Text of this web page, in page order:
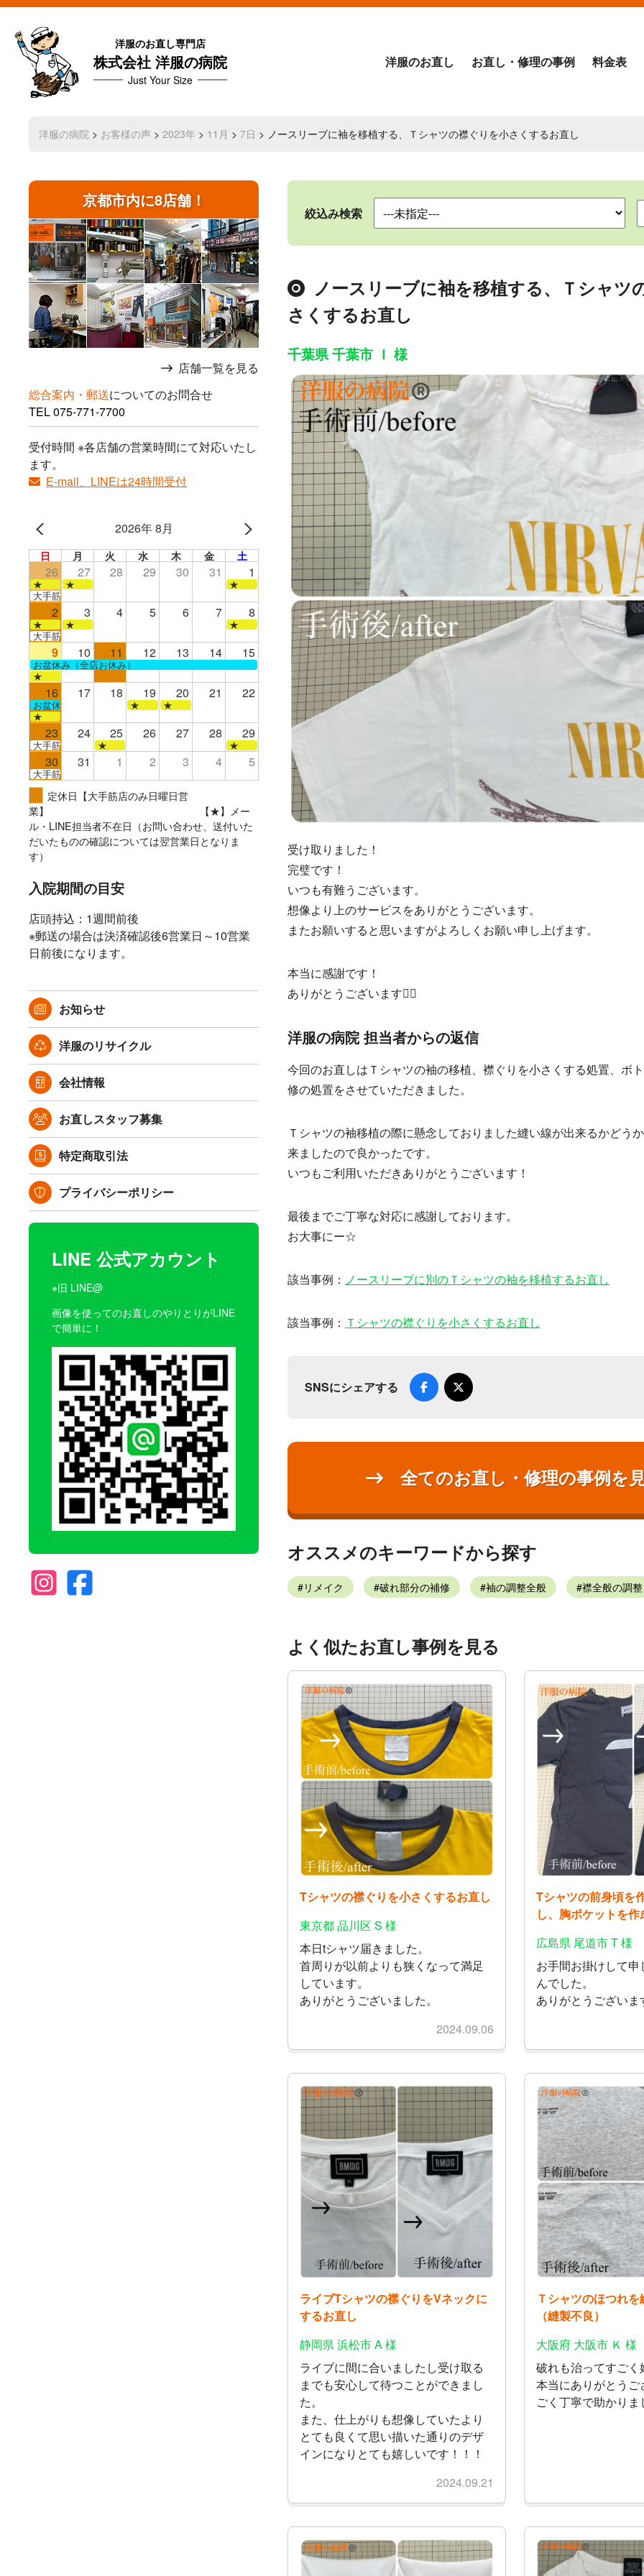
洋服のお直し専門店
株式会社 洋服の病院
Just Your Size
洋服のお直し お直し・修理の事例 料金表
洋服の病院 > お客様の声 > 2023年 > 11月 > 7日 > ノースリーブに袖を移植する、Ｔシャツの襟ぐりを小さくするお直し
京都市内に8店舗！
店舗一覧を見る
総合案内・郵送についてのお問合せ
TEL075-771-7700
受付時間 ※各店舗の営業時間にて対応いたし
ます。
E-mail、LINEは24時間受付
2026年 8月
日 月 火 水 木 金 土
26 27 28 29 30 31 1
★ ★
★
大手筋店のみ営業
2 3 4 5 6 7 8
★ ★
★
大手筋
9 10 11 12 13 14 15
お盆休み（全店お休み）
★
16 17 18 19 20 21 22
お盆休み（全店お休み）★
★
★
23 24 25 26 27 28 29
大手筋 ★ ★
30 31 1 2 3 4 5
大手筋
定休日【大手筋店のみ日曜日営
業】 【★】メー
ル・LINE担当者不在日（お問い合わせ、送付いた
だいたものの確認については翌営業日となりま
す）
入院期間の目安
店頭持込：1週間前後
※郵送の場合は決済確認後6営業日～10営業
日前後になります。
お知らせ
洋服のリサイクル
会社情報
お直しスタッフ募集
特定商取引法
プライバシーポリシー
LINE 公式アカウント
※旧 LINE@
画像を使ってのお直しのやりとりがLINE
で簡単に！
絞込み検索
ノースリーブに袖を移植する、Ｔシャツ
さくするお直し
千葉県 千葉市 Ｉ 様
受け取りました！
完璧です！
いつも有難うございます。
想像より上のサービスをありがとうございます。
またお願いすると思いますがよろしくお願い申し上げます。
本当に感謝です！
ありがとうございます🙇‍♂️
洋服の病院 担当者からの返信
今回のお直しはＴシャツの袖の移植、襟ぐりを小さくする処置、ボ
修の処置をさせていただきました。
Ｔシャツの袖移植の際に懸念しておりました縫い線が出来るかどう
来ましたので良かったです。
いつもご利用いただきありがとうございます！
最後までご丁寧な対応に感謝しております。
お大事にー☆
該当事例： ノースリーブに別のＴシャツの袖を移植するお直し
該当事例： Ｔシャツの襟ぐりを小さくするお直し
SNSにシェアする
全てのお直し・修理の事例を
オススメのキーワードから探す
リメイク 破れ部分の補修 袖の調整全般 襟全般の調整
よく似たお直し事例を見る
Tシャツの襟ぐりを小さくするお直し
東京都 品川区 S 様
本日tシャツ届きました。
首周りが以前よりも狭くなって満足
しています。
ありがとうございました。
2024.09.06
Tシャツの前身頃を
し、胸ポケットを
広島県 尾道市 T 様
お手間お掛けして
んでした。
ありがとうございま
ライブTシャツの襟ぐりをVネックに
するお直し
静岡県 浜松市 A 様
ライブに間に合いましたし受け取る
までも安心して待つことができまし
た。
また、仕上がりも想像していたより
とても良くて思い描いた通りのデザ
インになりとても嬉しいです！！！
2024.09.21
Ｔシャツのほつれ
（縫製不良）
大阪府 大阪市 Ｋ 様
破れも治ってすご
本当にありがとう
ごく丁寧で助かりま